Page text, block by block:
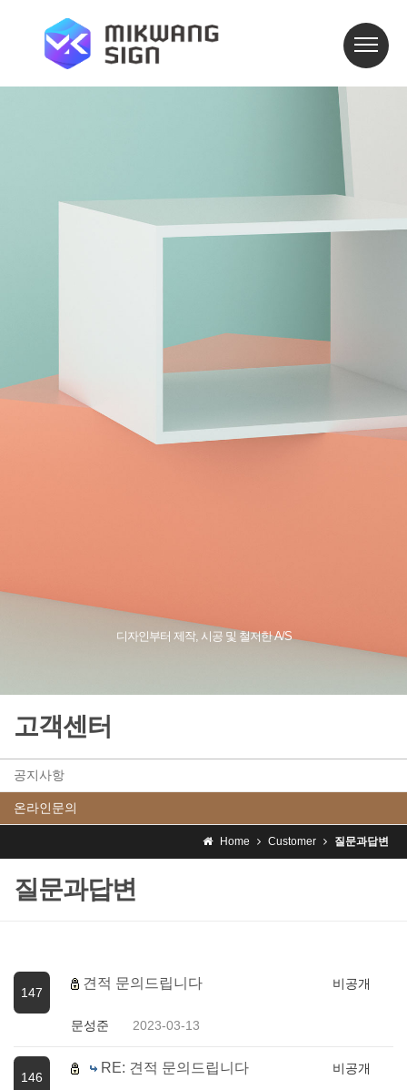
디자인부터 제작, 시공 및 철저한 A/S
고객센터
공지사항
온라인문의
Home Customer 질문과답변
질문과답변
147
견적 문의드립니다
문성준 2023-03-13
비공개
146
RE: 견적 문의드립니다 비공개